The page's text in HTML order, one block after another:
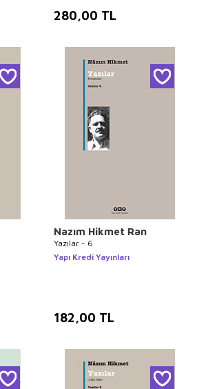
280,00 TL
Nazım Hikmet Ran
Yazılar - 6
Yapı Kredi Yayınları
182,00 TL